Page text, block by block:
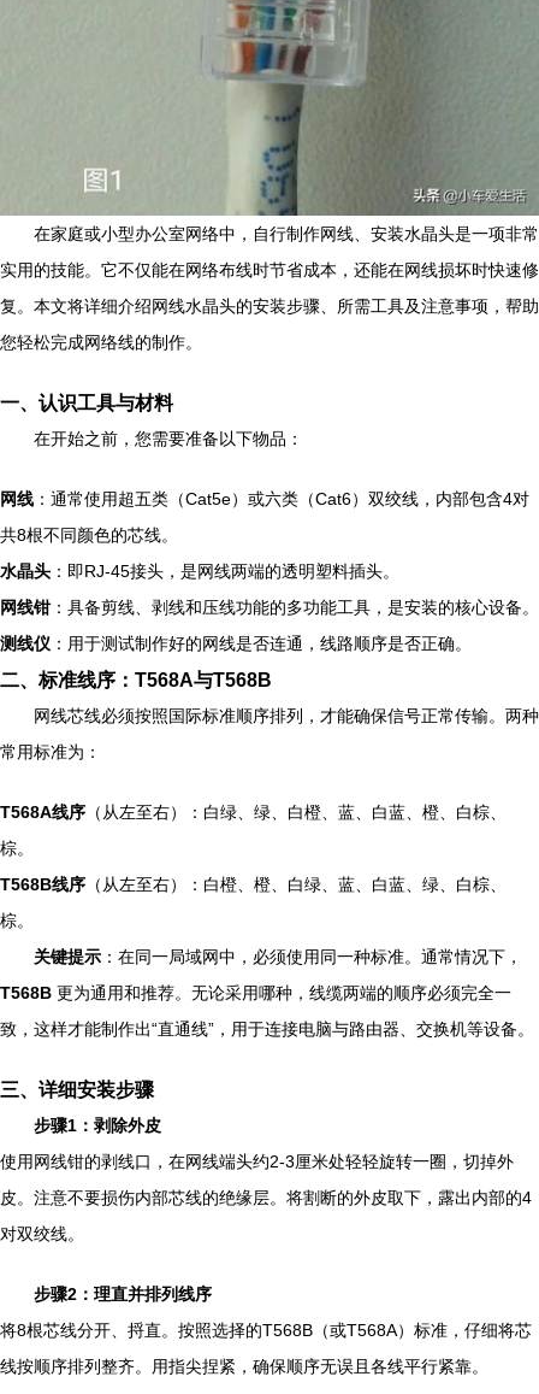
在家庭或小型办公室网络中，自行制作网线、安装水晶头是一项非常
实用的技能。它不仅能在网络布线时节省成本，还能在网线损坏时快速修
复。本文将详细介绍网线水晶头的安装步骤、所需工具及注意事项，帮助
您轻松完成网络线的制作。
一、认识工具与材料
在开始之前，您需要准备以下物品：
网线 ：通常使用超五类（Cat5e）或六类（Cat6）双绞线，内部包含4对
共8根不同颜色的芯线。
水晶头 ：即RJ-45接头，是网线两端的透明塑料插头。
网线钳：具备剪线、剥线和压线功能的多功能工具，是安装的核心设备。
测线仪 ：用于测试制作好的网线是否连通，线路顺序是否正确。
二、标准线序：T568A与T568B
网线芯线必须按照国际标准顺序排列，才能确保信号正常传输。两种
常用标准为：
T568A线序 （从左至右）：白绿、绿、白橙、蓝、白蓝、橙、白棕、
棕。
T568B线序 （从左至右）：白橙、橙、白绿、蓝、白蓝、绿、白棕、
棕。
关键提示 ：在同一局域网中，必须使用同一种标准。通常情况下，
T568B 更为通用和推荐。无论采用哪种，线缆两端的顺序必须完全一
致，这样才能制作出“直通线”，用于连接电脑与路由器、交换机等设备。
三、详细安装步骤
步骤1：剥除外皮
使用网线钳的剥线口，在网线端头约2-3厘米处轻轻旋转一圈，切掉外
皮。注意不要损伤内部芯线的绝缘层。将割断的外皮取下，露出内部的4
对双绞线。
步骤2：理直并排列线序
将8根芯线分开、捋直。按照选择的T568B（或T568A）标准，仔细将芯
线按顺序排列整齐。用指尖捏紧，确保顺序无误且各线平行紧靠。